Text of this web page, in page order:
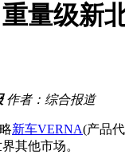
量级新
作者：综合报道
新车VERNA(产品
其他市场。